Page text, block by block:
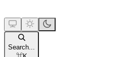
Search...